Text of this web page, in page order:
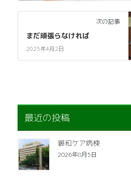
次の記事
まだ頑張らなければ
2025年4月2日
最近の投稿
緩和ケア病棟
2026年8月5日